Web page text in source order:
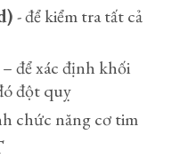
- để kiểm tra tất cả
– để xác định khối
đột quỵ
chức năng cơ tim